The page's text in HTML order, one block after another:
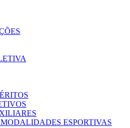
ESPORTIVAS